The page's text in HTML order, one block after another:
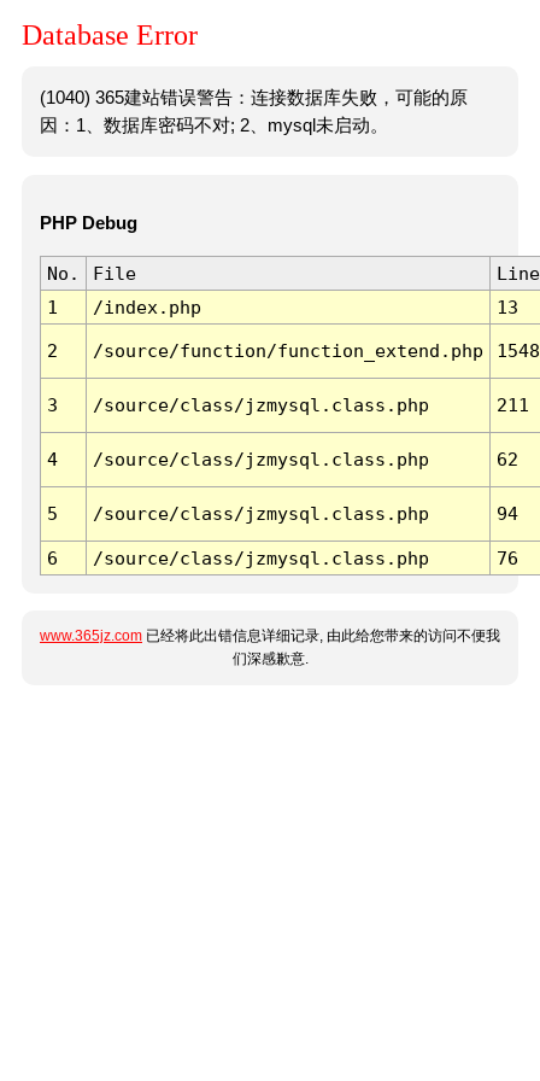
Database Error
(1040) 365建站错误警告：连接数据库失败，可能的原
因：1、数据库密码不对; 2、mysql未启动。
PHP Debug
No. File
Line
1
/index.php 13
2 /source/function/function_extend.php 1548
3 /source/class/jzmysql.class.php 211
4 /source/class/jzmysql.class.php 62
5 /source/class/jzmysql.class.php 94
6 /source/class/jzmysql.class.php 76
www.365jz.com 已经将此出错信息详细记录, 由此给您带来的访问不便我
们深感歉意.